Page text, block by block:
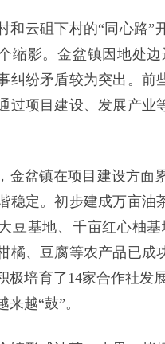
和云砠下村的“同心路”
缩影。金盆镇因地处
纠纷矛盾较为突出。前
过项目建设、发展产业
金盆镇在项目建设方面
稳定。初步建成万亩
豆基地、千亩红心柚
橘、豆腐等农产品已
极培育了14家合作社发
越“鼓”。